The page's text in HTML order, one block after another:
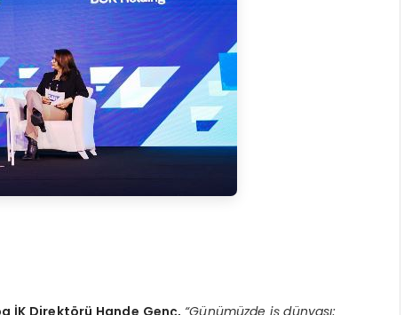
İK Direktörü Hande Genç, “Günümüzde iş dünyası;